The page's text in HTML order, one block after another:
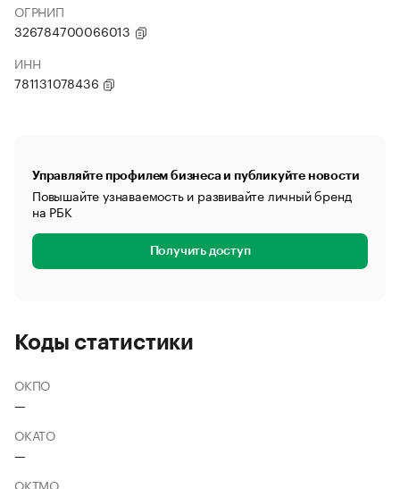
ОГРНИП
326784700066013
ИНН
781131078436
Управляйте профилем бизнеса и публикуйте новости
Повышайте узнаваемость и развивайте личный бренд
на РБК
Получить доступ
Коды статистики
ОКПО
—
ОКАТО
—
ОКТМО